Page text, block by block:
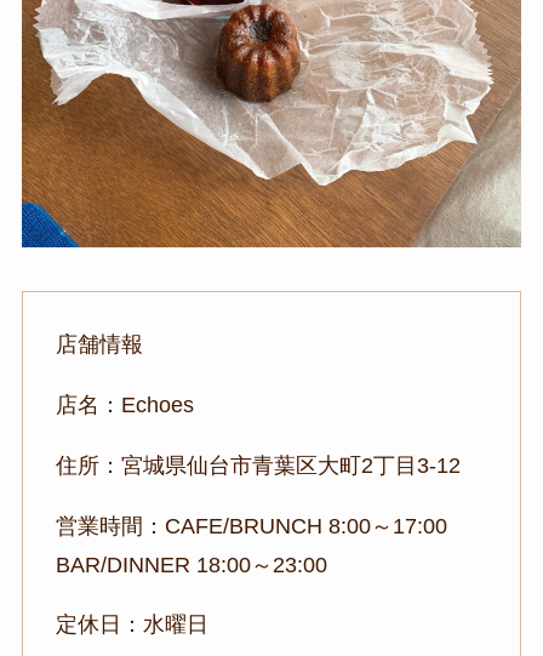
店舗情報
店名：Echoes
住所：宮城県仙台市青葉区大町2丁目3-12
営業時間：CAFE/BRUNCH 8:00～17:00
BAR/DINNER 18:00～23:00
定休日：水曜日